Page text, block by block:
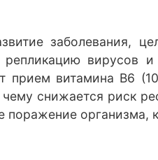
заболевания,
репликацию вирусов
прием витамина В6
чему снижается риск
поражение организма,